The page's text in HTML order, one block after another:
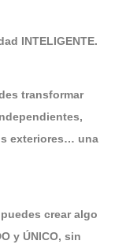
INTELIGENTE.
transformar
exteriores… una
crear algo
y ÚNICO, sin